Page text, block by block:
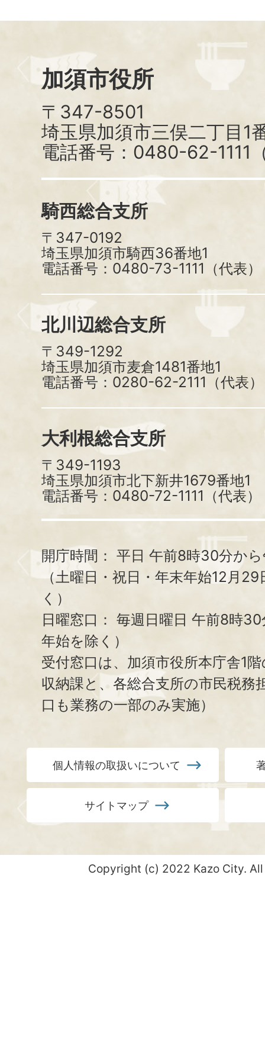
加須市役所
〒347-8501
埼玉県加須市三俣二丁目1
電話番号：0480-62-1111
騎西総合支所
〒347-0192
埼玉県加須市騎西36番地1
電話番号：0480-73-1111（代表）
北川辺総合支所
〒349-1292
埼玉県加須市麦倉1481番地1
電話番号：0280-62-2111（代表）
大利根総合支所
〒349-1193
埼玉県加須市北下新井1679番地1
電話番号：0480-72-1111（代表）
開庁時間： 平日 午前8時30分か
（土曜日・祝日・年末年始12月
く）
日曜窓口： 毎週日曜日 午前8時
年始を除く）
受付窓口は、加須市役所本庁舎1
収納課と、 各総合支所の市民税務
口も業務の一部のみ実施）
個人情報の取扱いについて
サイトマップ
Copyright (c) 2022 Kazo City.